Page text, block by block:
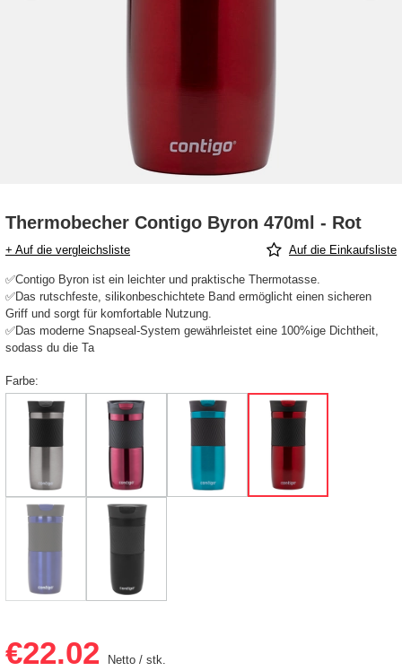
Thermobecher Contigo Byron 470ml - Rot
+ Auf die vergleichsliste Auf die Einkaufsliste
✅Contigo Byron ist ein leichter und praktische Thermotasse.
✅Das rutschfeste, silikonbeschichtete Band ermöglicht einen sicheren
Griff und sorgt für komfortable Nutzung.
✅Das moderne Snapseal-System gewährleistet eine 100%ige Dichtheit,
sodass du die Ta
Farbe
€22.02 Netto / stk.